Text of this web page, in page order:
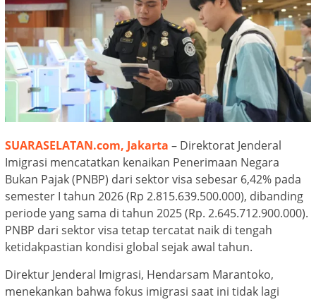
SUARASELATAN.com, Jakarta – Direktorat Jenderal
Imigrasi mencatatkan kenaikan Penerimaan Negara
Bukan Pajak (PNBP) dari sektor visa sebesar 6,42% pada
semester I tahun 2026 (Rp 2.815.639.500.000), dibanding
periode yang sama di tahun 2025 (Rp. 2.645.712.900.000).
PNBP dari sektor visa tetap tercatat naik di tengah
ketidakpastian kondisi global sejak awal tahun.
Direktur Jenderal Imigrasi, Hendarsam Marantoko,
menekankan bahwa fokus imigrasi saat ini tidak lagi